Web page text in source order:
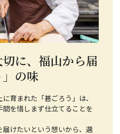
に、福山から届
の味
育まれた「甚ごろう」は、
を惜しまず仕立てることを
けたいという想いから、選